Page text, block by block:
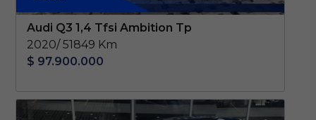
Audi Q3 1,4 Tfsi Ambition Tp
2020/ 51849 Km
$ 97.900.000